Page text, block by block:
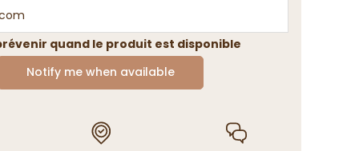
quand le produit est disponible
Notify me when available